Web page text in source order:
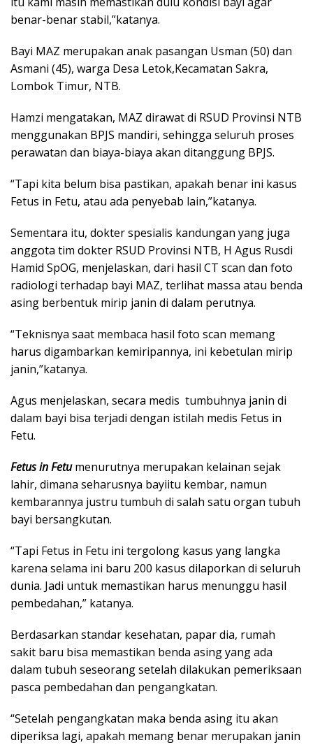
benar-benar stabil,”katanya.
Bayi MAZ merupakan anak pasangan Usman (50) dan
Asmani (45), warga Desa Letok,Kecamatan Sakra,
Lombok Timur, NTB.
Hamzi mengatakan, MAZ dirawat di RSUD Provinsi NTB
menggunakan BPJS mandiri, sehingga seluruh proses
perawatan dan biaya-biaya akan ditanggung BPJS.
“Tapi kita belum bisa pastikan, apakah benar ini kasus
Fetus in Fetu, atau ada penyebab lain,”katanya.
Sementara itu, dokter spesialis kandungan yang juga
anggota tim dokter RSUD Provinsi NTB, H Agus Rusdi
Hamid SpOG, menjelaskan, dari hasil CT scan dan foto
radiologi terhadap bayi MAZ, terlihat massa atau benda
asing berbentuk mirip janin di dalam perutnya.
“Teknisnya saat membaca hasil foto scan memang
harus digambarkan kemiripannya, ini kebetulan mirip
janin,”katanya.
Agus menjelaskan, secara medis tumbuhnya janin di
dalam bayi bisa terjadi dengan istilah medis Fetus in
Fetu.
Fetus in Fetumenurutnya merupakan kelainan sejak
lahir, dimana seharusnya bayiitu kembar, namun
kembarannya justru tumbuh di salah satu organ tubuh
bayi bersangkutan.
“Tapi Fetus in Fetu ini tergolong kasus yang langka
karena selama ini baru 200 kasus dilaporkan di seluruh
dunia. Jadi untuk memastikan harus menunggu hasil
pembedahan,” katanya.
Berdasarkan standar kesehatan, papar dia, rumah
sakit baru bisa memastikan benda asing yang ada
dalam tubuh seseorang setelah dilakukan pemeriksaan
pasca pembedahan dan pengangkatan.
“Setelah pengangkatan maka benda asing itu akan
diperiksa lagi, apakah memang benar merupakan janin